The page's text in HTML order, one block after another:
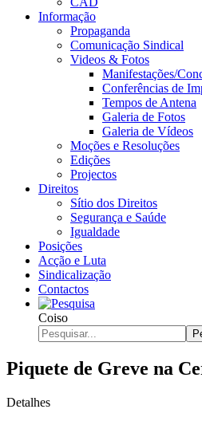
Informação
Propaganda
Comunicação Sindical
Videos & Fotos
Manifestações/
Conferências de
Tempos de Antena
Galeria de Fotos
Galeria de Vídeos
Moções e Resoluções
Edições
Projectos
Direitos
Sítio dos Direitos
Segurança e Saúde
Igualdade
Posições
Acção e Luta
Sindicalização
Contactos
Coiso
Piquete de Greve na
Detalhes